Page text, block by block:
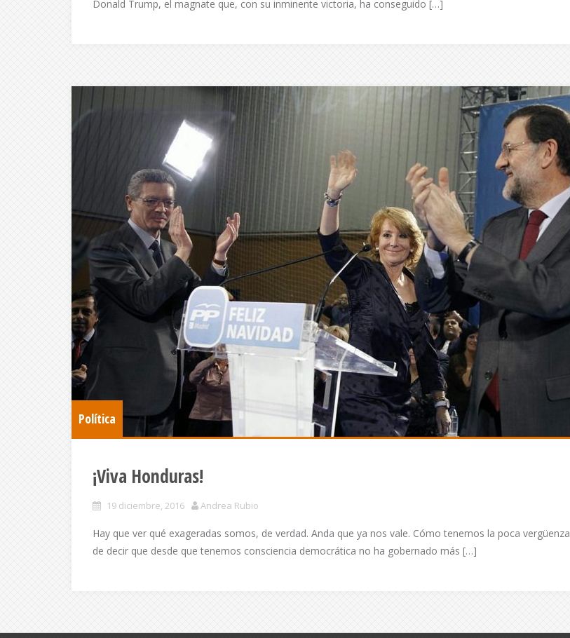
Donald Trump, el magnate que, con su inminente victoria, ha conseguido […]
Política
¡Viva Honduras!
19 diciembre, 2016 Andrea Rubio
Hay que ver qué exageradas somos, de verdad. Anda que ya nos vale. Cómo tenemos la poca vergüenza
de decir que desde que tenemos consciencia democrática no ha gobernado más […]